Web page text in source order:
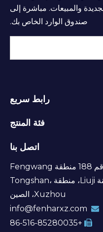
والمبيعات. مباشرة إلى
صندوق الوارد الخاص بك.
رابط سريع
فئة المنتج
اتصل بنا
رقم 188 منطقة Fengwang
الصناعية، مدينة Liuji، منطقة Tongshan،
Xuzhou، الصين

info@fenharxz.com

+86-516-85280035